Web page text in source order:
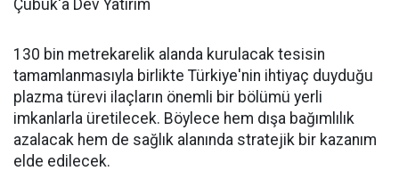
Çubuk'a Dev Yatırım
130 bin metrekarelik alanda kurulacak tesisin
tamamlanmasıyla birlikte Türkiye'nin ihtiyaç duyduğu
plazma türevi ilaçların önemli bir bölümü yerli
imkanlarla üretilecek. Böylece hem dışa bağımlılık
azalacak hem de sağlık alanında stratejik bir kazanım
elde edilecek.